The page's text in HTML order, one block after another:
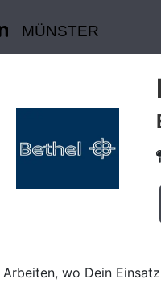
MÜNSTER
Arbeiten, wo Dein